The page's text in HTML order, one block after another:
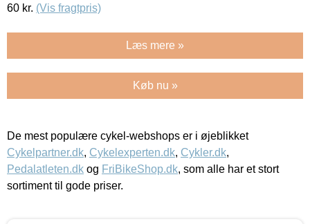
60 kr. (Vis fragtpris)
Læs mere »
Køb nu »
De mest populære cykel-webshops er i øjeblikket
Cykelpartner.dk, Cykelexperten.dk, Cykler.dk,
Pedalatleten.dk og FriBikeShop.dk, som alle har et stort
sortiment til gode priser.